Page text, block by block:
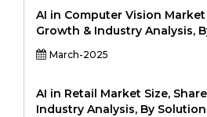
20311
AI in Computer Vision Market
Growth & Industry Analysis,
(Machine Learning, Deep
Convolutional Neural
Application (Healthcare,
Surveillance, Retail,
March-2025
AI in Retail Market Size,
Industry Analysis, By